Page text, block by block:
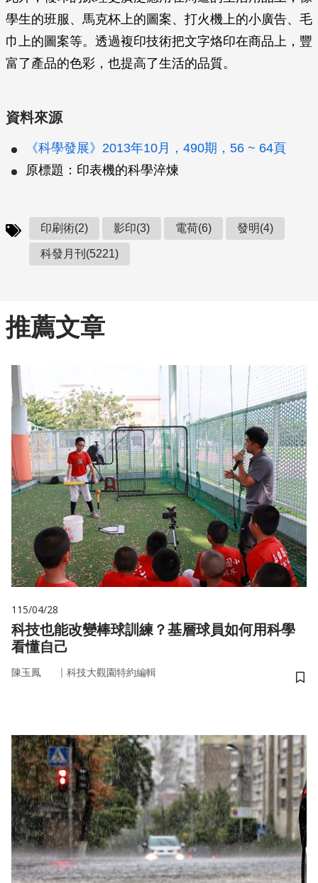
學生的班服、馬克杯上的圖案、打火機上的小廣告、毛
巾上的圖案等。透過複印技術把文字烙印在商品上，豐
富了產品的色彩，也提高了生活的品質。
資料來源
《科學發展》2013年10月，490期，56 ~ 64頁
原標題：印表機的科學淬煉
印刷術(2) 影印(3) 電荷(6) 發明(4)
科發月刊(5221)
推薦文章
115/04/28
科技也能改變棒球訓練？基層球員如何用科學
看懂自己
陳玉鳳 ｜ 科技大觀園特約編輯
儲